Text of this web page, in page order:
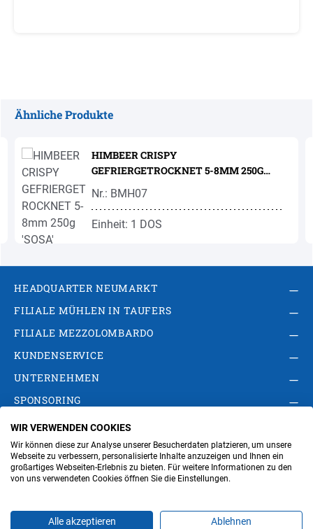
Ähnliche Produkte
HIMBEER CRISPY
GEFRIERGETROCKNET 5-8MM 250G
'SOSA'
Nr.: BMH07
Einheit: 1 DOS
HEADQUARTER NEUMARKT
FILIALE MÜHLEN IN TAUFERS
FILIALE MEZZOLOMBARDO
KUNDENSERVICE
UNTERNEHMEN
SPONSORING
AGB Privacy Policy
Impressum
Cookie-Einstellungen ändern
Verwaltung
WIR VERWENDEN COOKIES
Wir können diese zur Analyse unserer Besucherdaten platzieren, um unsere
Webseite zu verbessern, personalisierte Inhalte anzuzeigen und Ihnen ein
großartiges Webseiten-Erlebnis zu bieten. Für weitere Informationen zu den
von uns verwendeten Cookies öffnen Sie die Einstellungen.
Alle akzeptieren Ablehnen